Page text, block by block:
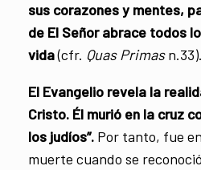
sus corazones y mentes,
de El Señor abrace todos
vida(cfr. Quas Primasn.33).
El Evangelio revela la
Cristo. Él murió en la cruz
los judíos”. Por tanto, fue
muerte cuando se